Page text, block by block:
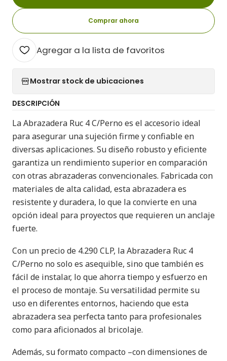
Comprar ahora
Agregar a la lista de favoritos
Mostrar stock de ubicaciones
DESCRIPCIÓN
La Abrazadera Ruc 4 C/Perno es el accesorio ideal
para asegurar una sujeción firme y confiable en
diversas aplicaciones. Su diseño robusto y eficiente
garantiza un rendimiento superior en comparación
con otras abrazaderas convencionales. Fabricada con
materiales de alta calidad, esta abrazadera es
resistente y duradera, lo que la convierte en una
opción ideal para proyectos que requieren un anclaje
fuerte.
Con un precio de 4.290 CLP, la Abrazadera Ruc 4
C/Perno no solo es asequible, sino que también es
fácil de instalar, lo que ahorra tiempo y esfuerzo en
el proceso de montaje. Su versatilidad permite su
uso en diferentes entornos, haciendo que esta
abrazadera sea perfecta tanto para profesionales
como para aficionados al bricolaje.
Además, su formato compacto –con dimensiones de